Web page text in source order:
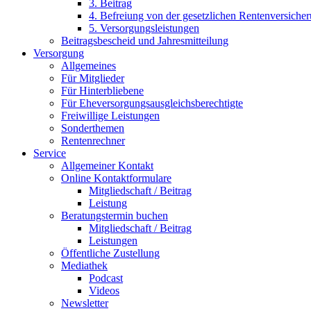
3. Beitrag
4. Befreiung von der gesetzlichen
5. Versorgungsleistungen
Beitragsbescheid und Jahresmitteilung
Versorgung
Allgemeines
Für Mitglieder
Für Hinterbliebene
Für Eheversorgungsausgleichsberechtigte
Freiwillige Leistungen
Sonderthemen
Rentenrechner
Service
Allgemeiner Kontakt
Online Kontaktformulare
Mitgliedschaft / Beitrag
Leistung
Beratungstermin buchen
Mitgliedschaft / Beitrag
Leistungen
Öffentliche Zustellung
Mediathek
Podcast
Videos
Newsletter